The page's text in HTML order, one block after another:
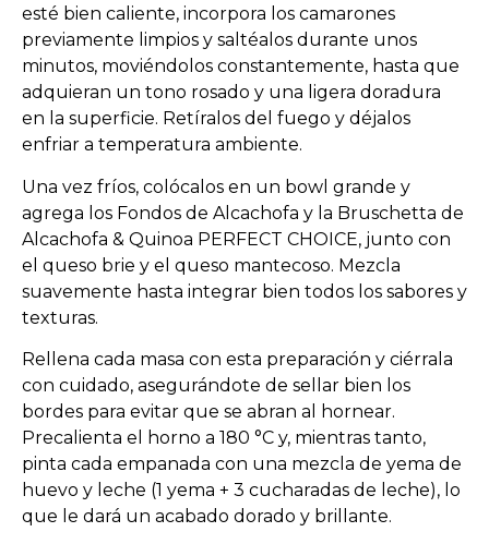
esté bien caliente, incorpora los camarones
previamente limpios y saltéalos durante unos
minutos, moviéndolos constantemente, hasta que
adquieran un tono rosado y una ligera doradura
en la superficie. Retíralos del fuego y déjalos
enfriar a temperatura ambiente.
Una vez fríos, colócalos en un bowl grande y
agrega los Fondos de Alcachofa y la Bruschetta de
Alcachofa & Quinoa PERFECT CHOICE, junto con
el queso brie y el queso mantecoso. Mezcla
suavemente hasta integrar bien todos los sabores y
texturas.
Rellena cada masa con esta preparación y ciérrala
con cuidado, asegurándote de sellar bien los
bordes para evitar que se abran al hornear.
Precalienta el horno a 180 °C y, mientras tanto,
pinta cada empanada con una mezcla de yema de
huevo y leche (1 yema + 3 cucharadas de leche), lo
que le dará un acabado dorado y brillante.